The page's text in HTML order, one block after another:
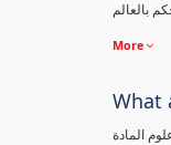
More
What
المادة